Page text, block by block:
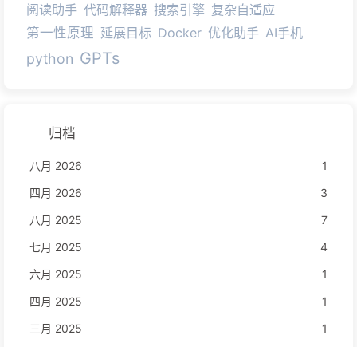
阅读助手 代码解释器 搜索引擎 复杂自适应
第一性原理 延展目标 Docker 优化助手 AI手机
python GPTs
归档
八月 2026
1
四月 2026
3
八月 2025
7
七月 2025
4
六月 2025
1
四月 2025
1
三月 2025
1